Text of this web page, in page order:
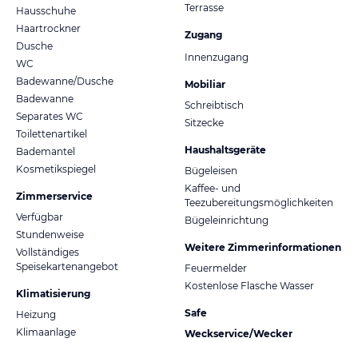
Hausschuhe
Haartrockner
Dusche
WC
Badewanne/Dusche
Badewanne
Separates WC
Toilettenartikel
Bademantel
Kosmetikspiegel
Zimmerservice
Verfügbar
Stundenweise
Vollständiges
Speisekartenangebot
Klimatisierung
Heizung
Klimaanlage
Terrasse
Zugang
Innenzugang
Mobiliar
Schreibtisch
Sitzecke
Haushaltsgeräte
Bügeleisen
Kaffee- und
Teezubereitungsmöglichkeiten
Bügeleinrichtung
Weitere Zimmerinformationen
Feuermelder
Kostenlose Flasche Wasser
Safe
Weckservice/Wecker